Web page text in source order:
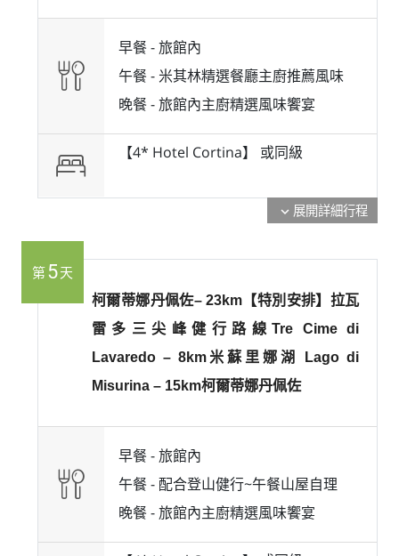
早餐 -旅館內
午餐 - 米其林精選餐廳主廚推薦風味
晚餐 -旅館內主廚精選風味饗宴
【4* Hotel Cortina】 或同級
expand_more 展開詳細行程
第5天
柯爾蒂娜丹佩佐– 23km【特別安排】拉瓦
雷多三尖峰健行路線Tre Cime di
Lavaredo – 8km米蘇里娜湖 Lago di
Misurina – 15km柯爾蒂娜丹佩佐
早餐 -旅館內
午餐 -配合登山健行~午餐山屋自理
晚餐 -旅館內主廚精選風味饗宴